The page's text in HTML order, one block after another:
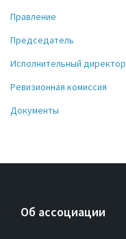
Правление
Председатель
Исполнительный директор
Ревизионная комиссия
Документы
Об ассоциации